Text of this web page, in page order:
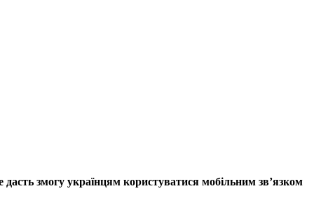
змогу українцям користуватися мобільним зв’язком